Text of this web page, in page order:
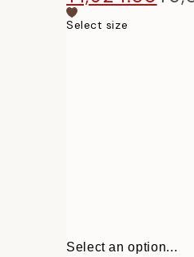
Select size
Select an option...